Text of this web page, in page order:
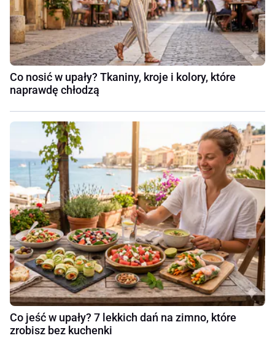
Co nosić w upały? Tkaniny, kroje i kolory, które
naprawdę chłodzą
Co jeść w upały? 7 lekkich dań na zimno, które
zrobisz bez kuchenki